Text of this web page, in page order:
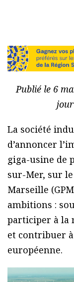
Publié le 6
La société
d’annoncer
giga-usine de
sur-Mer, sur
Marseille
ambitions :
participer à la
et contribuer
européenne.